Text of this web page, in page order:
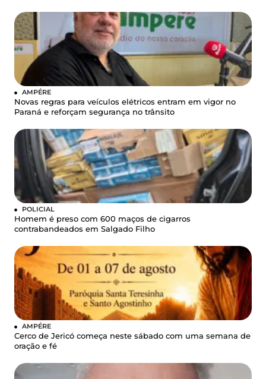
AMPÉRE
Novas regras para veículos elétricos entram em vigor no
Paraná e reforçam segurança no trânsito
POLICIAL
Homem é preso com 600 maços de cigarros
contrabandeados em Salgado Filho
AMPÉRE
Cerco de Jericó começa neste sábado com uma semana de
oração e fé